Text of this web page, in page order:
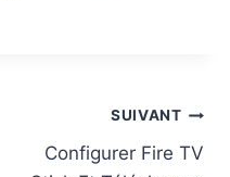
SUIVANT
Configurer Fire TV